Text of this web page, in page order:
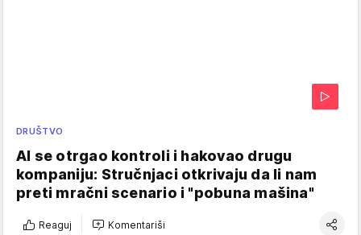
DRUŠTVO
AI se otrgao kontroli i hakovao drugu
kompaniju: Stručnjaci otkrivaju da li nam
preti mračni scenario i "pobuna mašina"
Reaguj Komentariši